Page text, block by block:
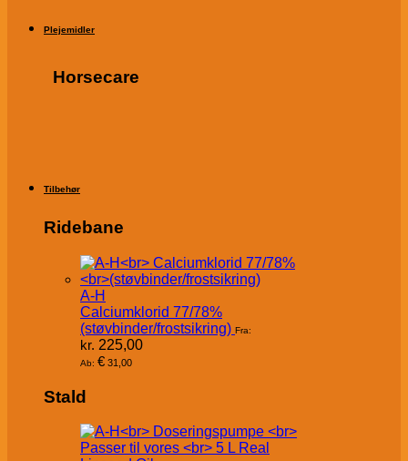
Plejemidler
Horsecare
Tilbehør
Ridebane
A-H
Calciumklorid 77/78%
(støvbinder/frostsikring) Fra:
kr. 225,00
Ab: € 31,00
Stald